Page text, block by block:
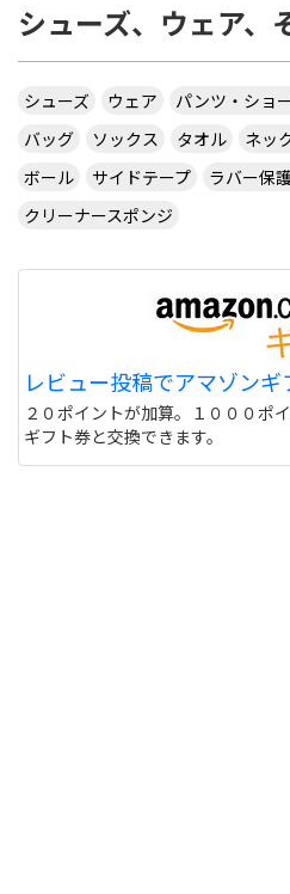
シューズ、ウェア、
シューズ ウェア パンツ・ショ
バッグ
ソックス タオル
ネッ
ボール
サイドテープ ラバー保
クリーナースポンジ
レビュー投稿でアマゾンギ
２０ポイントが加算。１０００ポ
ギフト券と交換できます。